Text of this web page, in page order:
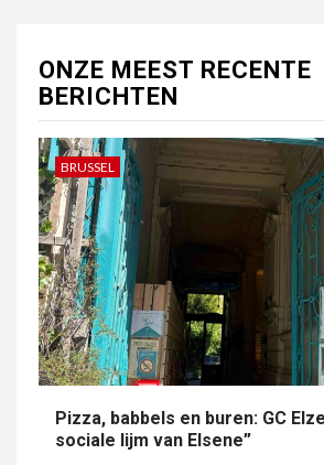
ONZE MEEST RECENTE
BERICHTEN
BRUSSEL
Pizza, babbels en buren: GC
sociale lijm van Elsene”